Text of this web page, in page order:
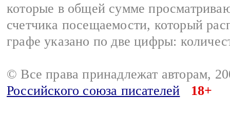
которые в общей сумме
счетчика посещаемости, который
графе указано по две цифры:
© Все права принадлежат авторам,
Российского союза писателей
18+